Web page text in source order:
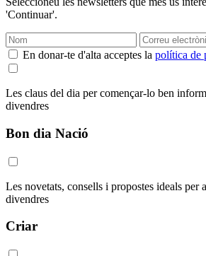
'Continuar'.
En donar-te d'alta acceptes la política de
Les claus del dia per començar-lo ben
divendres
Bon dia Nació
Les novetats, consells i propostes ideals per
divendres
Criar